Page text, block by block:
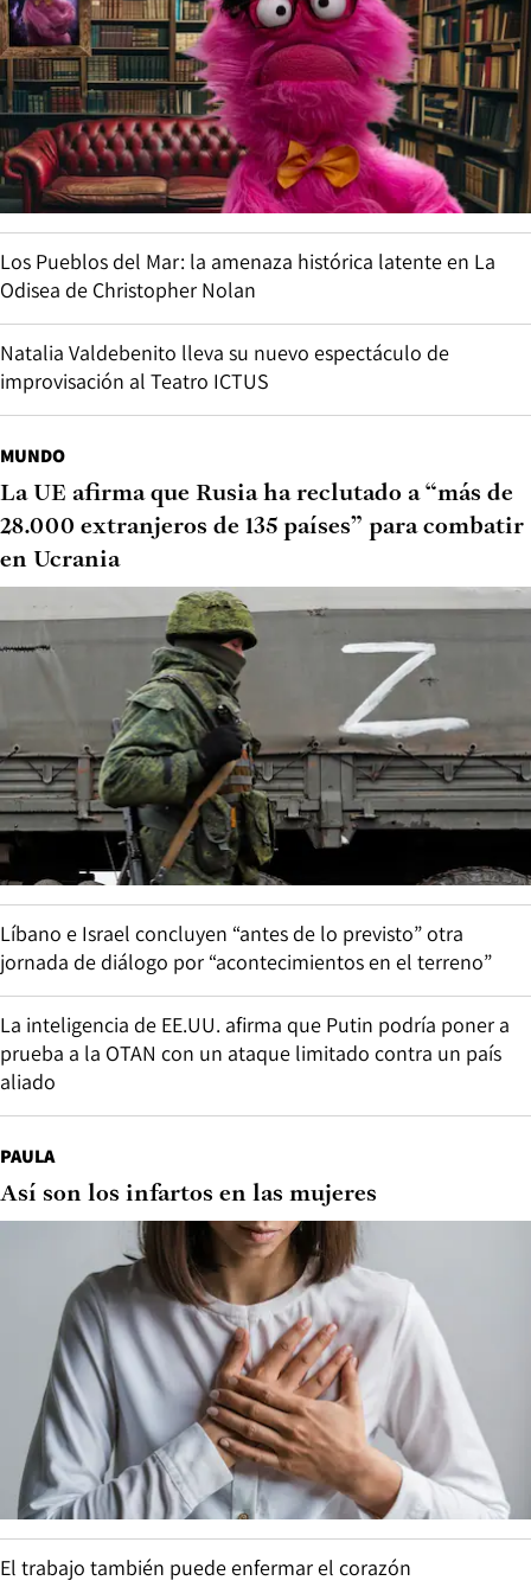
Los Pueblos del Mar: la amenaza histórica latente en La
Odisea de Christopher Nolan
Natalia Valdebenito lleva su nuevo espectáculo de
improvisación al Teatro ICTUS
MUNDO
La UE afirma que Rusia ha reclutado a “más de
28.000 extranjeros de 135 países” para combatir
en Ucrania
Líbano e Israel concluyen “antes de lo previsto” otra
jornada de diálogo por “acontecimientos en el terreno”
La inteligencia de EE.UU. afirma que Putin podría poner a
prueba a la OTAN con un ataque limitado contra un país
aliado
PAULA
Así son los infartos en las mujeres
El trabajo también puede enfermar el corazón